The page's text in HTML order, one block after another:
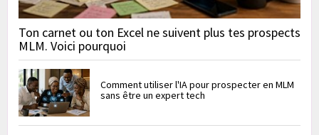
Ton carnet ou ton Excel ne suivent plus tes prospects
MLM. Voici pourquoi
Comment utiliser l'IA pour prospecter en MLM
sans être un expert tech